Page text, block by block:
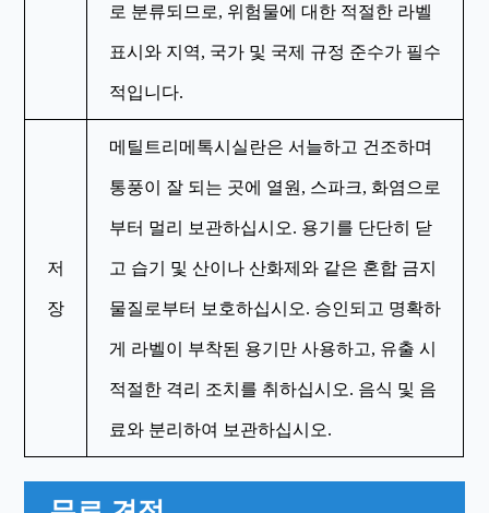
로 분류되므로, 위험물에 대한 적절한 라벨
표시와 지역, 국가 및 국제 규정 준수가 필수
적입니다.
저
장
메틸트리메톡시실란은 서늘하고 건조하며
통풍이 잘 되는 곳에 열원, 스파크, 화염으로
부터 멀리 보관하십시오. 용기를 단단히 닫
고 습기 및 산이나 산화제와 같은 혼합 금지
물질로부터 보호하십시오. 승인되고 명확하
게 라벨이 부착된 용기만 사용하고, 유출 시
적절한 격리 조치를 취하십시오. 음식 및 음
료와 분리하여 보관하십시오.